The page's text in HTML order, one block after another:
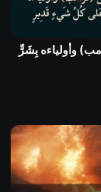
وأولياءه بِشَرٍّ